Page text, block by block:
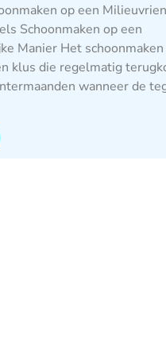
op een
Schoonmaken op een
Manier Het schoonmaken
klus die regelmatig
wanneer de